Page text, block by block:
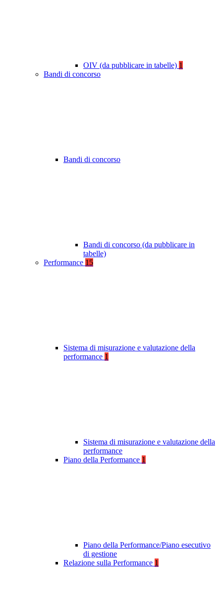
OIV (da pubblicare in tabelle) 1
Bandi di concorso
Bandi di concorso
Bandi di concorso (da pubblicare in
tabelle)
Performance 15
Sistema di misurazione e valutazione della
performance 1
Sistema di misurazione e valutazione della
performance
Piano della Performance 1
Piano della Performance/Piano esecutivo
di gestione
Relazione sulla Performance 1